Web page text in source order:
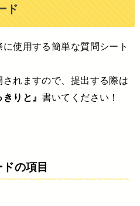
ド
使用する簡単な質問シート
れますので、提出する際は
りと』 書いてください！
の項目